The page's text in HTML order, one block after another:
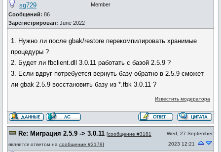
sg729
Сообщений: 86
Зарегистрирован: June 2022
Member
1. Нужно ли после gbak/restore перекомпилировать хранимые
процедуры ?
2. Будет ли fbclient.dll 3.0.11 работать с базой 2.5.9 ?
3. Если вдруг потребуется вернуть базу обратно в 2.5.9 сможет
ли gbak 2.5.9 восстановить базу из *.fbk 3.0.11 ?
Известить модератора
Re: Миграция 2.5.9 -> 3.0.11 [сообщение #3181
является ответом на сообщение #3179]
Wed, 27 September
2023 12:21